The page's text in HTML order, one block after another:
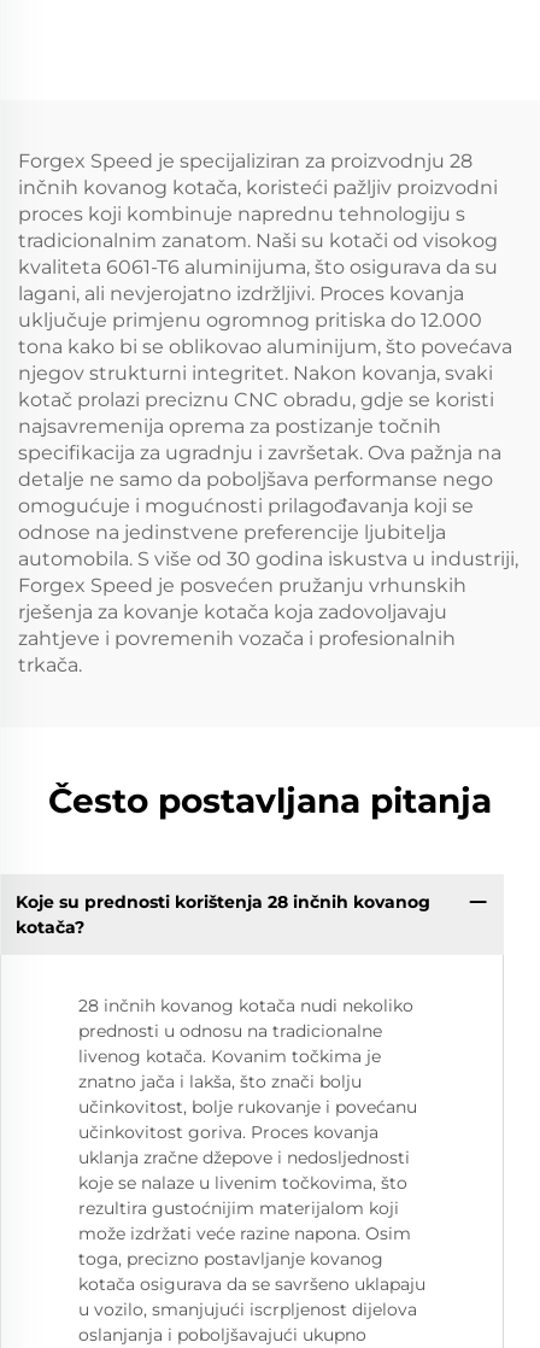
Forgex Speed je specijaliziran za proizvodnju 28
inčnih kovanog kotača, koristeći pažljiv proizvodni
proces koji kombinuje naprednu tehnologiju s
tradicionalnim zanatom. Naši su kotači od visokog
kvaliteta 6061-T6 aluminijuma, što osigurava da su
lagani, ali nevjerojatno izdržljivi. Proces kovanja
uključuje primjenu ogromnog pritiska do 12.000
tona kako bi se oblikovao aluminijum, što povećava
njegov strukturni integritet. Nakon kovanja, svaki
kotač prolazi preciznu CNC obradu, gdje se koristi
najsavremenija oprema za postizanje točnih
specifikacija za ugradnju i završetak. Ova pažnja na
detalje ne samo da poboljšava performanse nego
omogućuje i mogućnosti prilagođavanja koji se
odnose na jedinstvene preferencije ljubitelja
automobila. S više od 30 godina iskustva u industriji,
Forgex Speed je posvećen pružanju vrhunskih
rješenja za kovanje kotača koja zadovoljavaju
zahtjeve i povremenih vozača i profesionalnih
trkača.
Često postavljana pitanja
Koje su prednosti korištenja 28 inčnih kovanog
kotača?
28 inčnih kovanog kotača nudi nekoliko
prednosti u odnosu na tradicionalne
livenog kotača. Kovanim točkima je
znatno jača i lakša, što znači bolju
učinkovitost, bolje rukovanje i povećanu
učinkovitost goriva. Proces kovanja
uklanja zračne džepove i nedosljednosti
koje se nalaze u livenim točkovima, što
rezultira gustoćnijim materijalom koji
može izdržati veće razine napona. Osim
toga, precizno postavljanje kovanog
kotača osigurava da se savršeno uklapaju
u vozilo, smanjujući iscrpljenost dijelova
oslanjanja i poboljšavajući ukupno